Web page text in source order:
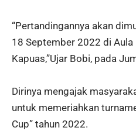
“Pertandingannya akan
18 September 2022 di Aula
Kapuas,”Ujar Bobi, pada
Dirinya mengajak
untuk memeriahkan
Cup” tahun 2022.